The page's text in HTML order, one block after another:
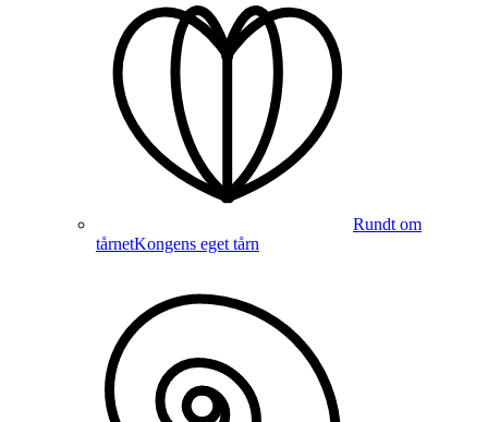
Rundt om
tårnetKongens eget tårn